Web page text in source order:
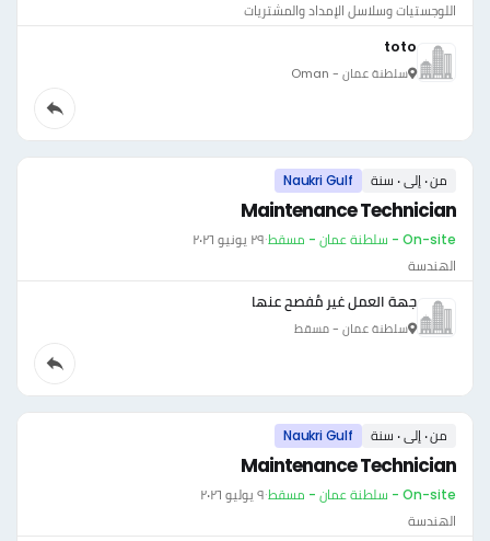
اللوجستيات وسلاسل الإمداد والمشتريات
toto
سلطنة عمان - Oman
من ٠ إلى ٠ سنة Naukri Gulf
Maintenance Technician
On-site - سلطنة عمان - مسقط ·٢٩ يونيو ٢٠٢٦
الهندسة
جهة العمل غير مُفصح عنها
سلطنة عمان - مسقط
من ٠ إلى ٠ سنة Naukri Gulf
Maintenance Technician
On-site - سلطنة عمان - مسقط ·٩ يوليو ٢٠٢٦
الهندسة